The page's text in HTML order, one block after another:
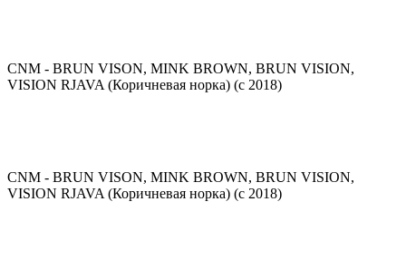
CNM - BRUN VISON, MINK BROWN, BRUN VISION,
VISION RJAVA (Коричневая норка) (с 2018)
CNM - BRUN VISON, MINK BROWN, BRUN VISION,
VISION RJAVA (Коричневая норка) (с 2018)